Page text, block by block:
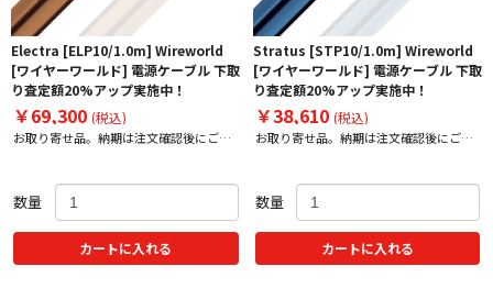
Electra [ELP10/1.0m] Wireworld
[ワイヤーワールド] 電源ケーブル 下取
り査定額20%アップ実施中！
￥69,300 (税込)
お取り寄せ品。納期は注文確認後にご案
数量
カートに入れる
Stratus [STP10/1.0m] Wireworld
[ワイヤーワールド] 電源ケーブル 下取
り査定額20%アップ実施中！
￥38,610 (税込)
お取り寄せ品。納期は注文確認後にご案
数量
カートに入れる